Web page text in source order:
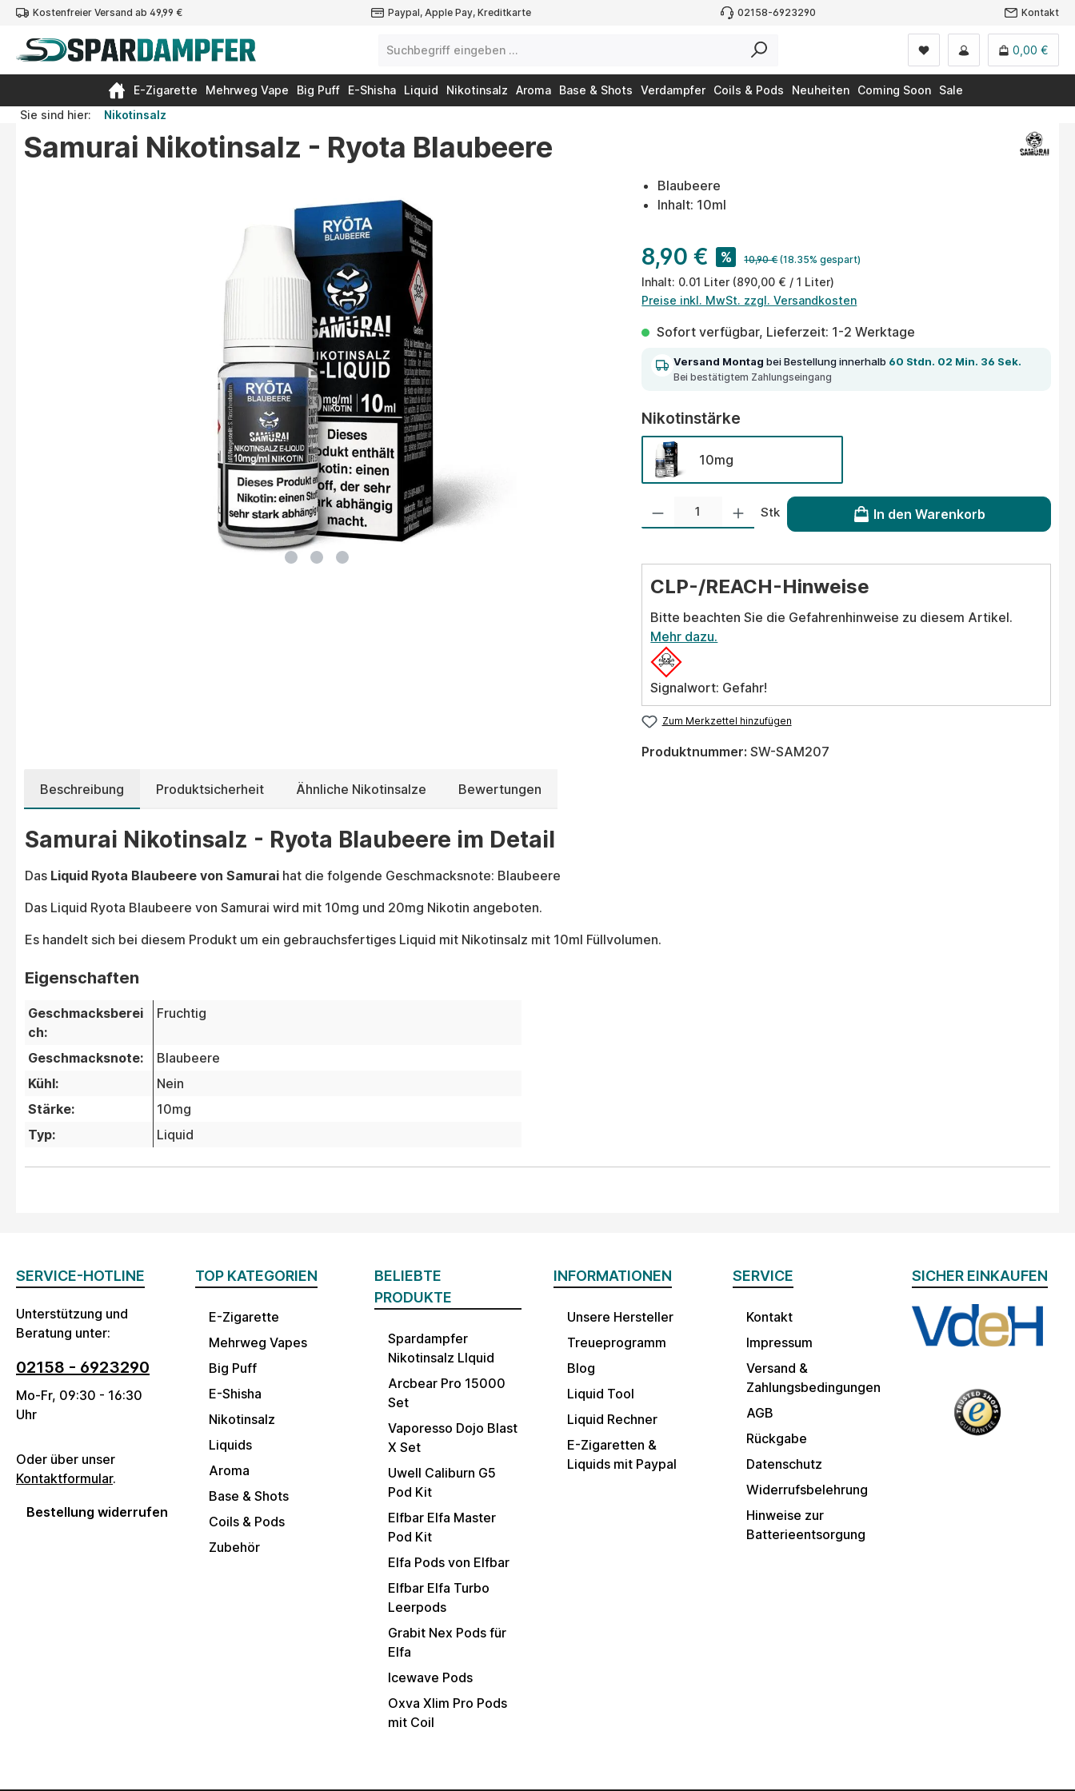
Zur Hauptnavigation springen
Kostenfreier Versand ab 49,99 € Paypal, Apple Pay, Kreditkarte 02158-6923290 Kontakt
0,00 €
E-Zigarette Mehrweg Vape Big Puff E-Shisha Liquid Nikotinsalz Aroma Base & Shots Verdampfer Coils & Pods Neuheiten Coming Soon
Sale
Sie sind hier:
Nikotinsalz
Samurai Nikotinsalz - Ryota Blaubeere
Blaubeere
Inhalt: 10ml
8,90 € % 10,90 € (18.35% gespart)
Inhalt: 0.01 Liter (890,00 € / 1 Liter)
Preise inkl. MwSt. zzgl. Versandkosten
Sofort verfügbar, Lieferzeit: 1-2 Werktage
Versand Montag bei Bestellung innerhalb 60 Stdn. 02 Min. 36 Sek.
Bei bestätigtem Zahlungseingang
Nikotinstärke
10mg
Produkt Anzahl: Gib den gewünschten Wert ein oder benutze die Schaltflächen um die
Stk In den Warenkorb
CLP-/REACH-Hinweise
Bitte beachten Sie die Gefahrenhinweise zu diesem Artikel.
Mehr dazu.
Signalwort: Gefahr!
Zum Merkzettel hinzufügen
Produktnummer:SW-SAM207
Beschreibung Produktsicherheit Ähnliche Nikotinsalze Bewertungen
Samurai Nikotinsalz - Ryota Blaubeere im Detail
Das Liquid Ryota Blaubeere von Samurai hat die folgende Geschmacksnote: Blaubeere
Das Liquid Ryota Blaubeere von Samurai wird mit 10mg und 20mg Nikotin angeboten.
Es handelt sich bei diesem Produkt um ein gebrauchsfertiges Liquid mit Nikotinsalz mit 10ml Füllvolumen.
Eigenschaften
Geschmacksberei
ch:
Fruchtig
Geschmacksnote:
Blaubeere
Kühl:
Nein
Stärke:
10mg
Typ:
Liquid
SERVICE-HOTLINE
Unterstützung und
Beratung unter:
02158 - 6923290
Mo-Fr, 09:30 - 16:30
Uhr
Oder über unser
Kontaktformular.
Bestellung widerrufen
TOP KATEGORIEN
E-Zigarette
Mehrweg Vapes
Big Puff
E-Shisha
Nikotinsalz
Liquids
Aroma
Base & Shots
Coils & Pods
Zubehör
BELIEBTE
PRODUKTE
Spardampfer
Nikotinsalz LIquid
Arcbear Pro 15000
Set
Vaporesso Dojo Blast
X Set
Uwell Caliburn G5
Pod Kit
Elfbar Elfa Master
Pod Kit
Elfa Pods von Elfbar
Elfbar Elfa Turbo
Leerpods
Grabit Nex Pods für
Elfa
Icewave Pods
Oxva Xlim Pro Pods
mit Coil
INFORMATIONEN
Unsere Hersteller
Treueprogramm
Blog
Liquid Tool
Liquid Rechner
E-Zigaretten &
Liquids mit Paypal
SERVICE
Kontakt
Impressum
Versand &
Zahlungsbedingungen
AGB
Rückgabe
Datenschutz
Widerrufsbelehrung
Hinweise zur
Batterieentsorgung
SICHER EINKAUFEN